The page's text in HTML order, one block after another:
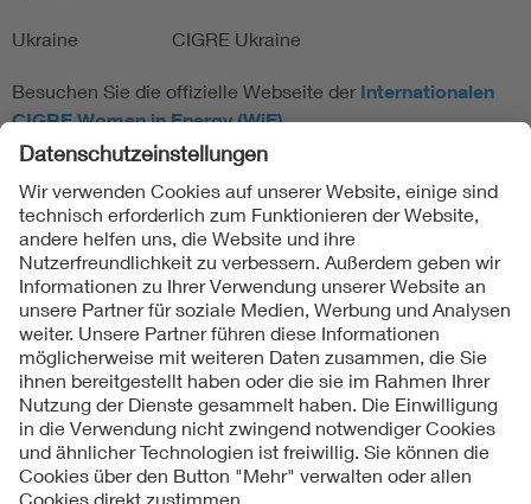
Ukraine CIGRE Ukraine
Besuchen Sie die offizielle Webseite der Internationalen
CIGRE Womenin Energy(WiE).
Folgen Sie uns
Kontakte
Service